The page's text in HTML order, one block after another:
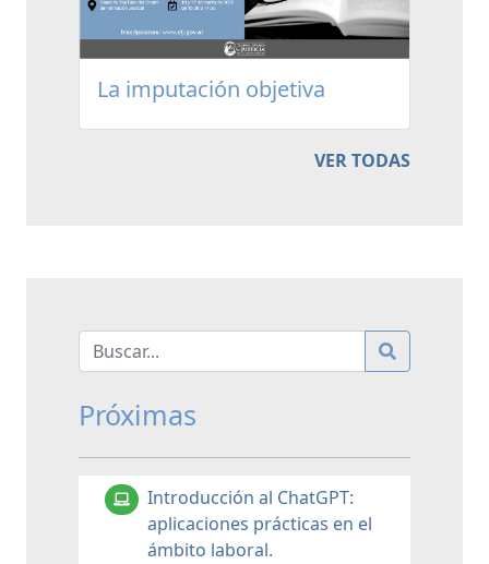
La imputación objetiva
VER TODAS
Próximas
Introducción al ChatGPT:
aplicaciones prácticas en el
ámbito laboral.